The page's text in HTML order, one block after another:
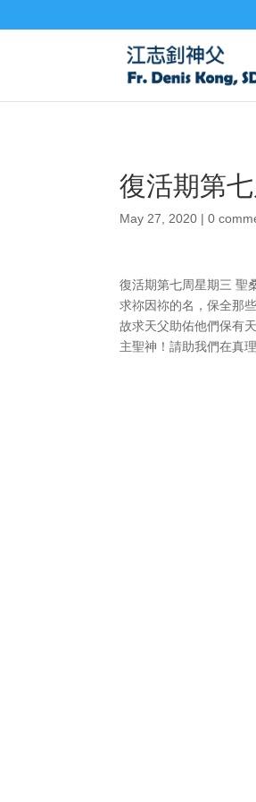
復活期第
May 27, 2020 |0
復活期第七周星期三 聖
求祢因祢的名，保全那
故求天父助佑他們保有
主聖神！請助我們在真